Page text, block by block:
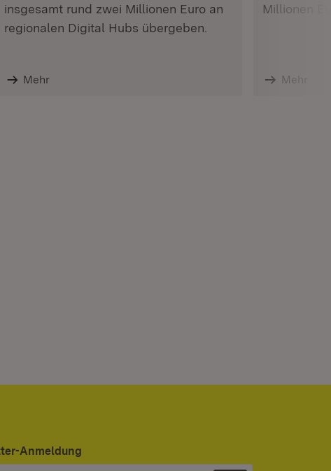
insgesamt rund zwei Millionen Euro an
regionalen Digital Hubs übergeben.
Mehr
Millionen
Mehr
Anmeldung